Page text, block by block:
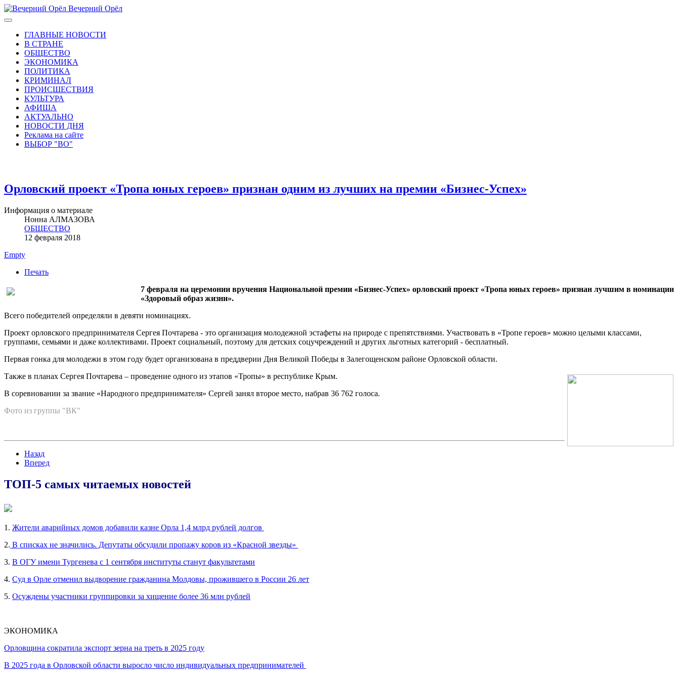
Вечерний Орёл
ГЛАВНЫЕ НОВОСТИ
В СТРАНЕ
ОБЩЕСТВО
ЭКОНОМИКА
ПОЛИТИКА
КРИМИНАЛ
ПРОИСШЕСТВИЯ
КУЛЬТУРА
АФИША
АКТУАЛЬНО
НОВОСТИ ДНЯ
Реклама на сайте
ВЫБОР "ВО"
Орловский проект «Тропа юных героев» признан одним из лучших на премии «Бизнес-Успех»
Информация о материале
Нонна АЛМАЗОВА
ОБЩЕСТВО
12 февраля 2018
Empty
Печать
7 февраля на церемонии вручения Национальной премии «Бизнес-Успех» орловский проект «Тропа юных героев» признан лучшим в номинации
«Здоровый образ жизни».
Всего победителей определяли в девяти номинациях.
Проект орловского предпринимателя Сергея Почтарева - это организация молодежной эстафеты на природе с препятствиями. Участвовать в «Тропе героев» можно целыми классами,
группами, семьями и даже коллективами. Проект социальный, поэтому для детских соцучреждений и других льготных категорий - бесплатный.
Первая гонка для молодежи в этом году будет организована в преддверии Дня Великой Победы в Залегощенском районе Орловской области.
Также в планах Сергея Почтарева – проведение одного из этапов «Тропы» в республике Крым.
В соревновании за звание «Народного предпринимателя» Сергей занял второе место, набрав 36 762 голоса.
Фото из группы "ВК"
Назад
Вперед
ТОП-5 самых читаемых новостей
1. Жители аварийных домов добавили казне Орла 1,4 млрд рублей долгов
2. В списках не значились. Депутаты обсудили пропажу коров из «Красной звезды»
3. В ОГУ имени Тургенева с 1 сентября институты станут факультетами
4. Суд в Орле отменил выдворение гражданина Молдовы, прожившего в России 26 лет
5. Осуждены участники группировки за хищение более 36 млн рублей
ЭКОНОМИКА
Орловщина сократила экспорт зерна на треть в 2025 году
В 2025 года в Орловской области выросло число индивидуальных предпринимателей